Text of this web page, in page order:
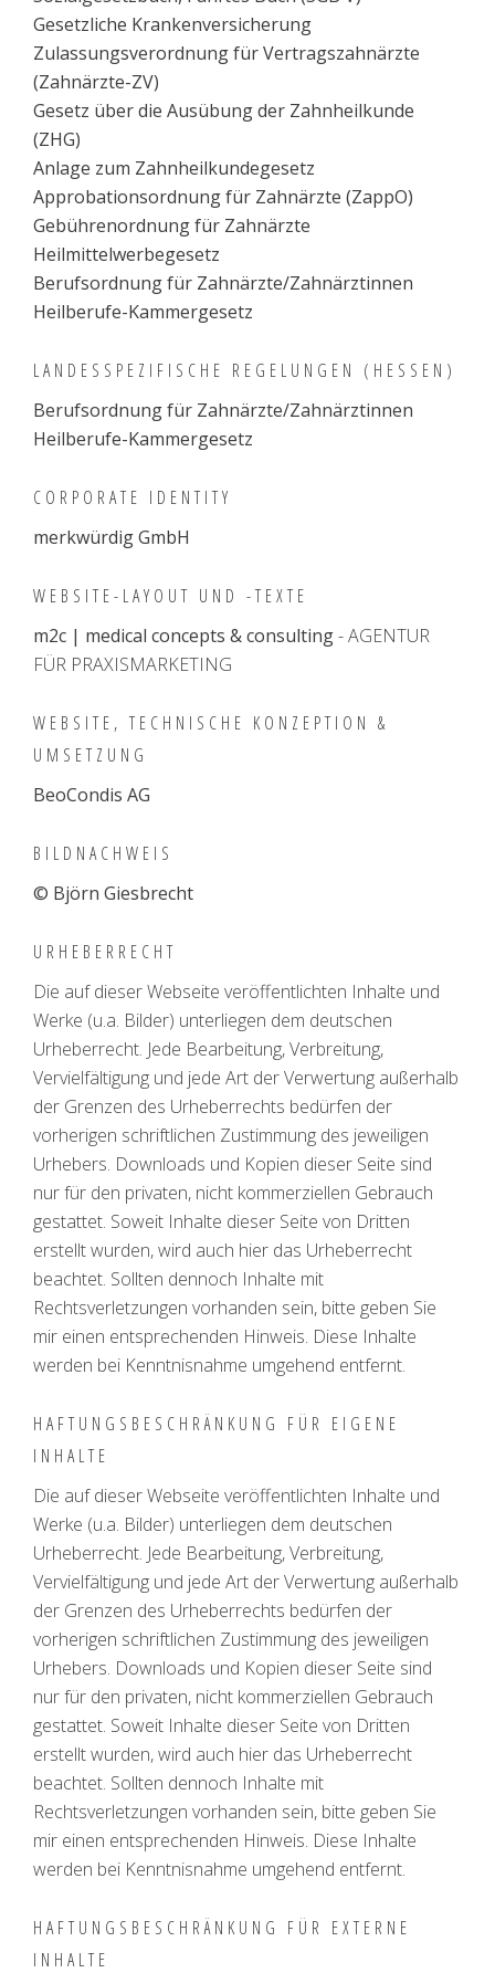
Gesetzliche Krankenversicherung
Zulassungsverordnung für Vertragszahnärzte
(Zahnärzte-ZV)
Gesetz über die Ausübung der Zahnheilkunde
(ZHG)
Anlage zum Zahnheilkundegesetz
Approbationsordnung für Zahnärzte (ZappO)
Gebührenordnung für Zahnärzte
Heilmittelwerbegesetz
Berufsordnung für Zahnärzte/Zahnärztinnen
Heilberufe-Kammergesetz
LANDESSPEZIFISCHE REGELUNGEN (HESSEN)
Berufsordnung für Zahnärzte/Zahnärztinnen
Heilberufe-Kammergesetz
CORPORATE IDENTITY
merkwürdig GmbH
WEBSITE-LAYOUT UND -TEXTE
m2c | medical concepts & consulting- AGENTUR
FÜR PRAXISMARKETING
WEBSITE, TECHNISCHE KONZEPTION &
UMSETZUNG
BeoCondis AG
BILDNACHWEIS
© Björn Giesbrecht
URHEBERRECHT
Die auf dieser Webseite veröffentlichten Inhalte und
Werke (u.a. Bilder) unterliegen dem deutschen
Urheberrecht. Jede Bearbeitung, Verbreitung,
Vervielfältigung und jede Art der Verwertung außerhalb
der Grenzen des Urheberrechts bedürfen der
vorherigen schriftlichen Zustimmung des jeweiligen
Urhebers. Downloads und Kopien dieser Seite sind
nur für den privaten, nicht kommerziellen Gebrauch
gestattet. Soweit Inhalte dieser Seite von Dritten
erstellt wurden, wird auch hier das Urheberrecht
beachtet. Sollten dennoch Inhalte mit
Rechtsverletzungen vorhanden sein, bitte geben Sie
mir einen entsprechenden Hinweis. Diese Inhalte
werden bei Kenntnisnahme umgehend entfernt.
HAFTUNGSBESCHRÄNKUNG FÜR EIGENE
INHALTE
Die auf dieser Webseite veröffentlichten Inhalte und
Werke (u.a. Bilder) unterliegen dem deutschen
Urheberrecht. Jede Bearbeitung, Verbreitung,
Vervielfältigung und jede Art der Verwertung außerhalb
der Grenzen des Urheberrechts bedürfen der
vorherigen schriftlichen Zustimmung des jeweiligen
Urhebers. Downloads und Kopien dieser Seite sind
nur für den privaten, nicht kommerziellen Gebrauch
gestattet. Soweit Inhalte dieser Seite von Dritten
erstellt wurden, wird auch hier das Urheberrecht
beachtet. Sollten dennoch Inhalte mit
Rechtsverletzungen vorhanden sein, bitte geben Sie
mir einen entsprechenden Hinweis. Diese Inhalte
werden bei Kenntnisnahme umgehend entfernt.
HAFTUNGSBESCHRÄNKUNG FÜR EXTERNE
INHALTE